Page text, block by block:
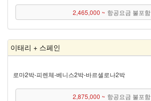
2,465,000 ~ 항공요금 불포함
이태리 + 스페인
로마 2박 - 피렌체 - 베니스 2박 - 바르셀로나 2박
2,875,000 ~ 항공요금 불포함